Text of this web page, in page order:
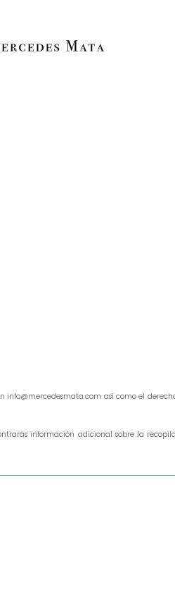
info@mercedesmata.com así como el
información adicional sobre la